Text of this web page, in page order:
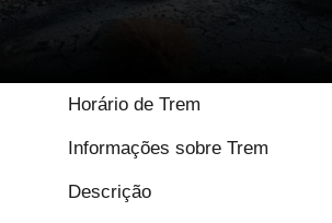
Horário de Trem
Informações sobre Trem
Descrição